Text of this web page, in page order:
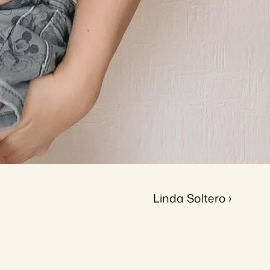
Linda Soltero ›